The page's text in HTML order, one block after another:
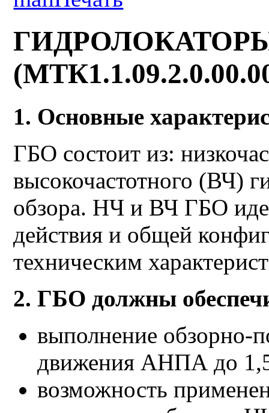
1. Основные
ГБО состоит из:
высокочастотного (ВЧ)
обзора. НЧ и ВЧ ГБО
действия и общей
техническим
2. ГБО должны
выполнение обзорно-
движения АНПА до
возможность